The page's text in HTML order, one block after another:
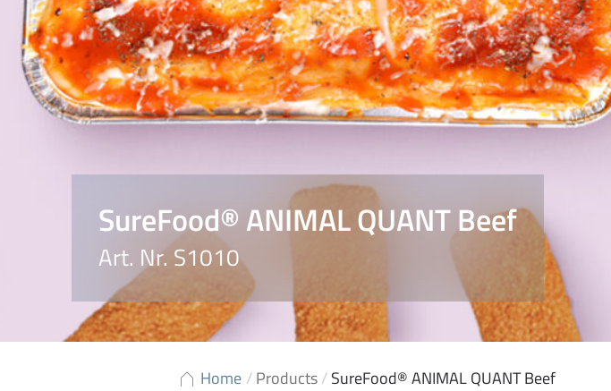
R-Biopharm AG
Nutrition Care
SureFood® ANIMAL QUANT Beef
Art. Nr. S1010
Home /Products/SureFood® ANIMAL QUANT Beef